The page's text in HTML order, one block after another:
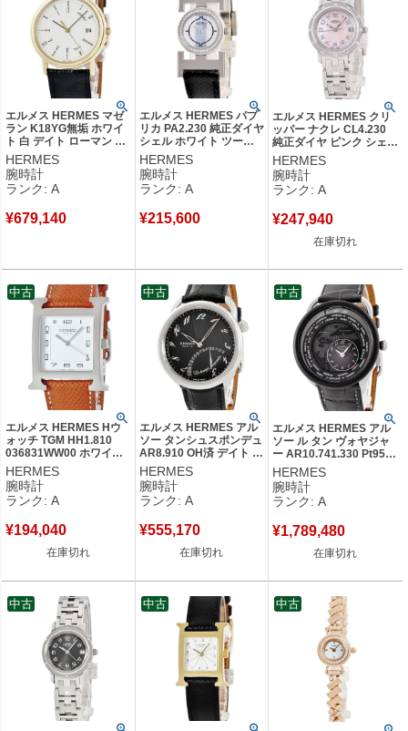
エルメス HERMES マゼ
ラン K18YG無垢 ホワイ
ト 白 デイト ローマン ラ
ウンド メンズ レディー
ス 腕時計クオーツ ホワ
イト 【中古】中古美品
HERMES
腕時計
ランク: A
¥679,140
エルメス HERMES パプ
リカ PA2.230 純正ダイヤ
シェル ホワイト ツート
ーン H型ラグ レディース
腕時計クオーツ ホワイト
【中古】中古美品
HERMES
腕時計
ランク: A
¥215,600
エルメス HERMES クリ
ッパー ナクレ CL4.230
純正ダイヤ ピンク シェル
デイト アラビア レディー
ス 腕時計クオーツ ピンク
【中古】中古美品
HERMES
腕時計
ランク: A
¥247,940
在庫切れ
エルメス HERMES Hウ
ォッチ TGM HH1.810
036831WW00 ホワイト
スクエア H型 アラビア
メンズ 腕時計クオーツ
ホワイト 【中古】中古美
品
HERMES
腕時計
ランク: A
¥194,040
在庫切れ
中古
エルメス HERMES アル
ソー タンシュスポンデュ
AR8.910 OH済 デイト レ
トログラード ブラック
黒 メンズ 腕時計自動巻
き ブラック 【中古】中
古美品
HERMES
腕時計
ランク: A
¥555,170
在庫切れ
中古
エルメス HERMES アル
ソー ル タン ヴォヤジャ
ー AR10.741.330 Pt950×
チタン プラチナ コンビ
黒 GMT メンズ 腕時計自
動巻き ブラック 【中古】
中古美品
HERMES
腕時計
ランク: A
¥1,789,480
在庫切れ
中古
中古 中古 中古